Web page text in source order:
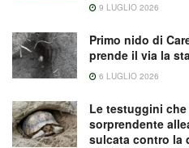
9 LUGLIO 2026
Primo nido di
prende il via la
6 LUGLIO 2026
Le testuggini
sorprendente
sulcata contro la